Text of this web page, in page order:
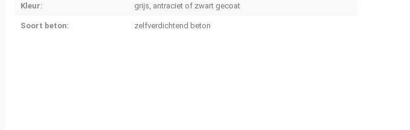
Kleur: grijs, antraciet of zwart gecoat
Soort beton: zelfverdichtend beton